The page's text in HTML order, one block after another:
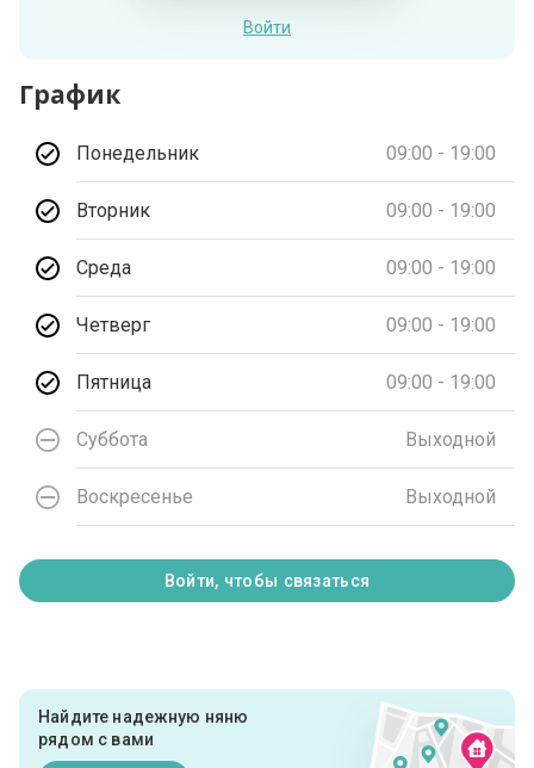
Войти
График
Понедельник 09:00 - 19:00
Вторник 09:00 - 19:00
Среда 09:00 - 19:00
Четверг 09:00 - 19:00
Пятница 09:00 - 19:00
Суббота Выходной
Воскресенье Выходной
Войти, чтобы связаться
Найдите надежную няню
рядом с вами